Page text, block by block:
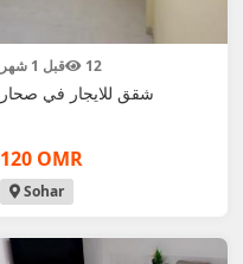
قبل 1 شهر 12
شقق للايجار في صحار
120 OMR
Sohar